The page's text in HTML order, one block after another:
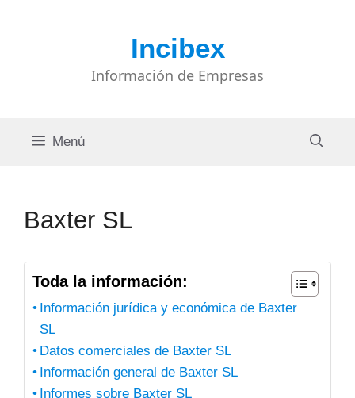
Incibex
Información de Empresas
Menú
Baxter SL
Toda la información:
Información jurídica y económica de Baxter
SL
Datos comerciales de Baxter SL
Información general de Baxter SL
Informes sobre Baxter SL